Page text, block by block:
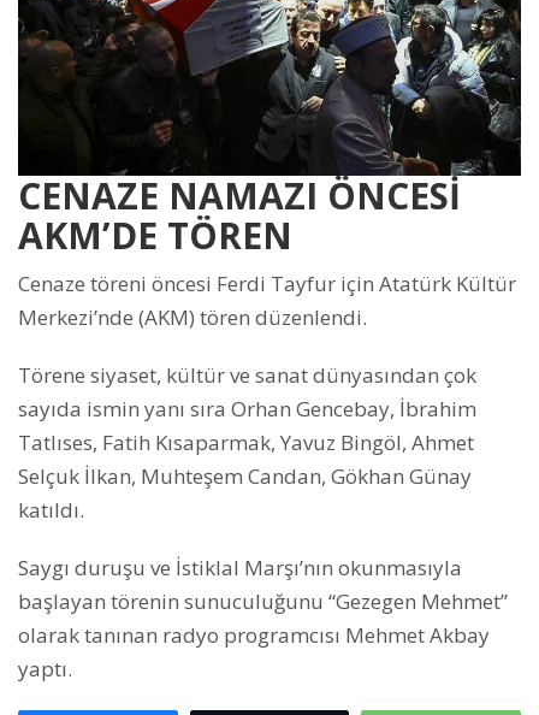
CENAZE NAMAZI ÖNCESİ
AKM’DE TÖREN
Cenaze töreni öncesi Ferdi Tayfur için Atatürk Kültür
Merkezi’nde (AKM) tören düzenlendi.
Törene siyaset, kültür ve sanat dünyasından çok
sayıda ismin yanı sıra Orhan Gencebay, İbrahim
Tatlıses, Fatih Kısaparmak, Yavuz Bingöl, Ahmet
Selçuk İlkan, Muhteşem Candan, Gökhan Günay
katıldı.
Saygı duruşu ve İstiklal Marşı’nın okunmasıyla
başlayan törenin sunuculuğunu “Gezegen Mehmet”
olarak tanınan radyo programcısı Mehmet Akbay
yaptı.